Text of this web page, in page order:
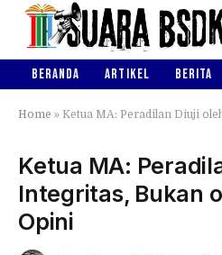
BERANDA ARTIKEL BERITA
Home » Ketua MA: Peradilan Diuji oleh
Ketua MA:
Integritas, Bukan
Opini